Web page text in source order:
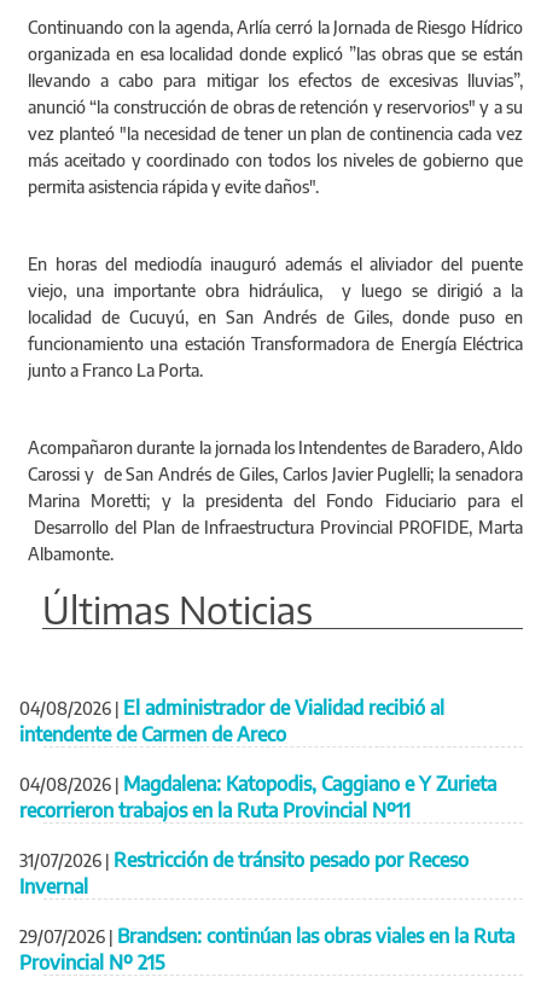
Continuando con la agenda, Arlía cerró la Jornada de Riesgo Hídrico
organizada en esa localidad donde explicó ”las obras que se están
llevando a cabo para mitigar los efectos de excesivas lluvias”,
anunció “la construcción de obras de retención y reservorios" y a su
vez planteó "la necesidad de tener un plan de continencia cada vez
más aceitado y coordinado con todos los niveles de gobierno que
permita asistencia rápida y evite daños".
En horas del mediodía inauguró además el aliviador del puente
viejo, una importante obra hidráulica, y luego se dirigió a la
localidad de Cucuyú, en San Andrés de Giles, donde puso en
funcionamiento una estación Transformadora de Energía Eléctrica
junto a Franco La Porta.
Acompañaron durante la jornada los Intendentes de Baradero, Aldo
Carossi y de San Andrés de Giles, Carlos Javier Puglelli; la senadora
Marina Moretti; y la presidenta del Fondo Fiduciario para el
Desarrollo del Plan de Infraestructura Provincial PROFIDE, Marta
Albamonte.
Últimas Noticias
04/08/2026 | El administrador de Vialidad recibió al
intendente de Carmen de Areco
04/08/2026 | Magdalena: Katopodis, Caggiano e Y Zurieta
recorrieron trabajos en la Ruta Provincial Nº11
31/07/2026 | Restricción de tránsito pesado por Receso
Invernal
29/07/2026 | Brandsen: continúan las obras viales en la Ruta
Provincial Nº 215